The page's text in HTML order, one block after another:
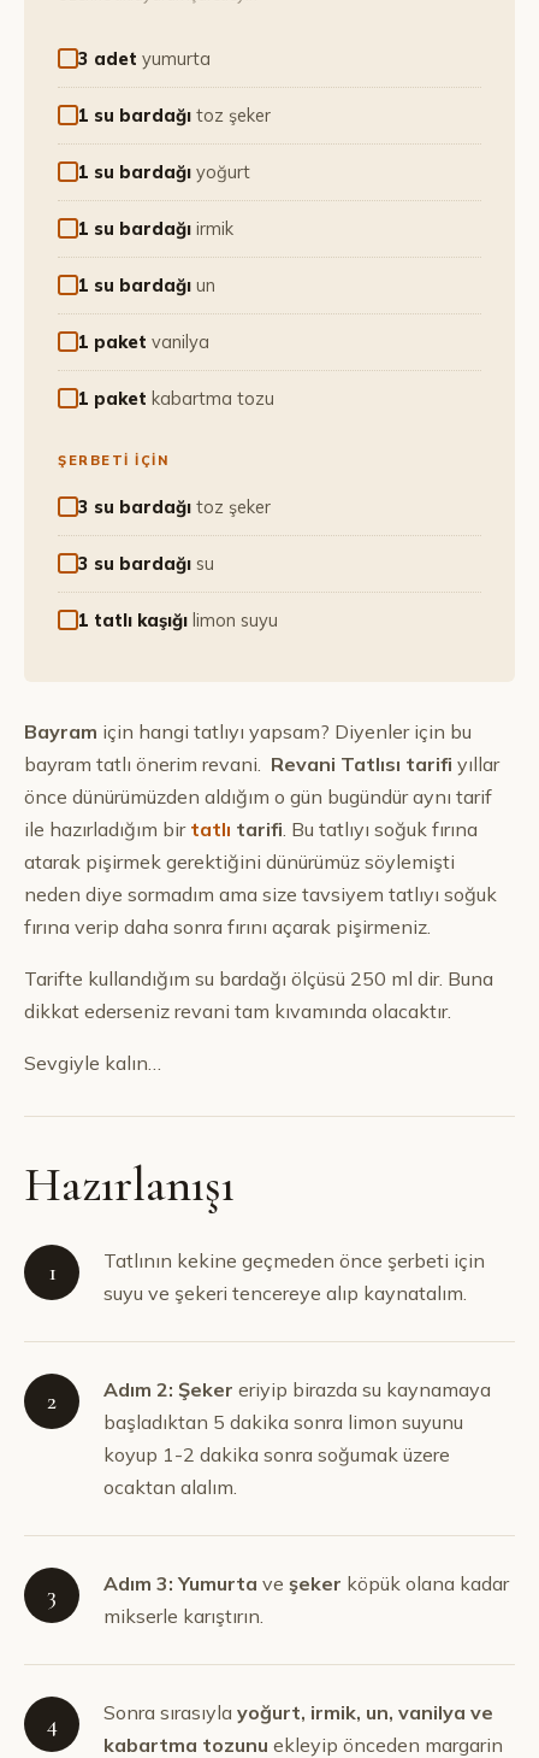
3 adet yumurta
1 su bardağı toz şeker
1 su bardağı yoğurt
1 su bardağı irmik
1 su bardağı un
1 paket vanilya
1 paket kabartma tozu
ŞERBETI IÇIN
3 su bardağı toz şeker
3 su bardağı su
1 tatlı kaşığı limon suyu
Bayram için hangi tatlıyı yapsam? Diyenler için bu
bayram tatlı önerim revani. Revani Tatlısı tarifi yıllar
önce dünürümüzden aldığım o gün bugündür aynı tarif
ile hazırladığım bir tatlı tarifi. Bu tatlıyı soğuk fırına
atarak pişirmek gerektiğini dünürümüz söylemişti
neden diye sormadım ama size tavsiyem tatlıyı soğuk
fırına verip daha sonra fırını açarak pişirmeniz.
Tarifte kullandığım su bardağı ölçüsü 250 ml dir. Buna
dikkat ederseniz revani tam kıvamında olacaktır.
Sevgiyle kalın…
Hazırlanışı
1
Tatlının kekine geçmeden önce şerbeti için
suyu ve şekeri tencereye alıp kaynatalım.
2 Adım 2: Şeker eriyip birazda su kaynamaya
başladıktan 5 dakika sonra limon suyunu
koyup 1-2 dakika sonra soğumak üzere
ocaktan alalım.
3 Adım 3: Yumurta ve şeker köpük olana kadar
mikserle karıştırın.
4 Sonra sırasıyla yoğurt, irmik, un, vanilya ve
kabartma tozunu ekleyip önceden margarin